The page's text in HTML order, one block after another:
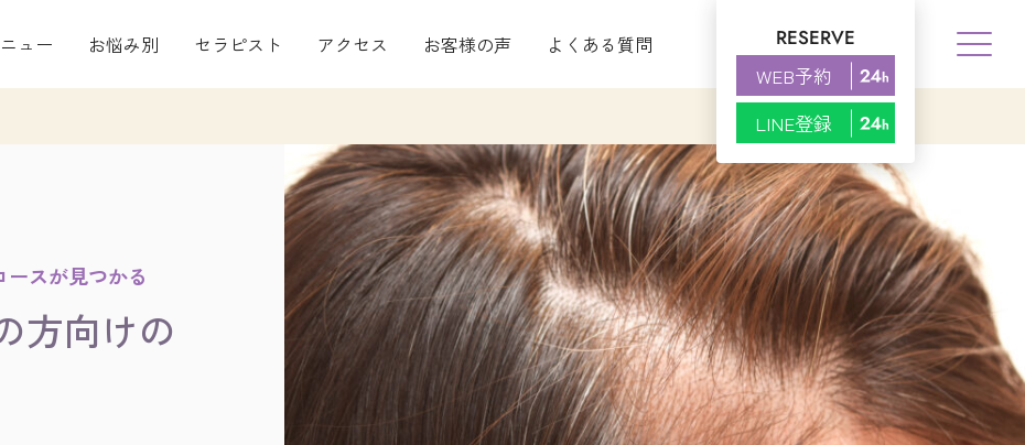
ュー お悩み別 セラピスト アクセス お客様の声 よくある質問 RESERVE
WEB予約
LINE登録
スが見つかる
方向けの